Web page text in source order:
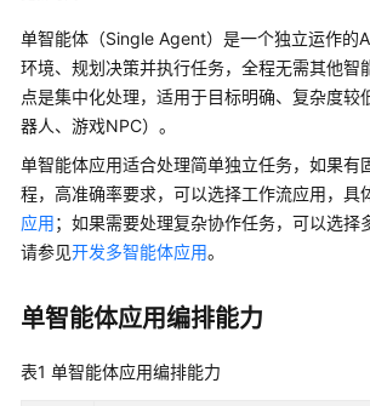
产
品
介
开
始
使
费
单智能体（Single Agent）是一个独立运作的
环境、规划决策并执行任务，全程无需其他智
点是集中化处理，适用于目标明确、复杂度较
器人、游戏NPC）。
单智能体应用适合处理简单独立任务，如果有
程，高准确率要求，可以选择工作流应用，具
应用；如果需要处理复杂协作任务，可以选择
请参见开发多智能体应用。
单智能体应用编排能力
表1 单智能体应用编排能力